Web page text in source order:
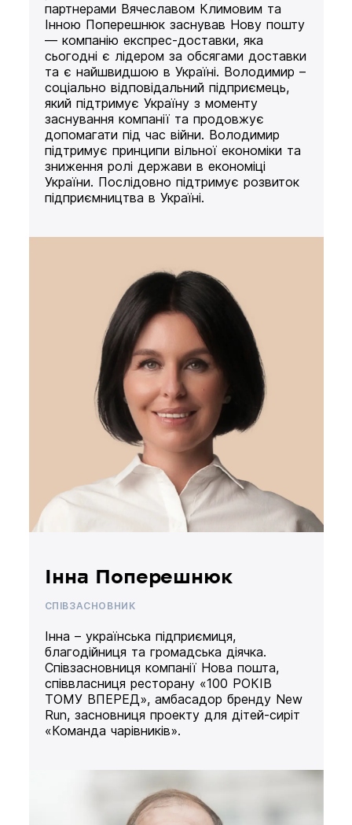
партнерами Вячеславом Климовим та
Інною Поперешнюк заснував Нову пошту
— компанію експрес-доставки, яка
сьогодні є лідером за обсягами доставки
та є найшвидшою в Україні. Володимир –
соціально відповідальний підприємець,
який підтримує Україну з моменту
заснування компанії та продовжує
допомагати під час війни. Володимир
підтримує принципи вільної економіки та
зниження ролі держави в економіці
України. Послідовно підтримує розвиток
підприємництва в Україні.
Інна Поперешнюк
СПІВЗАСНОВНИК
Інна – українська підприємиця,
благодійниця та громадська діячка.
Співзасновниця компанії Нова пошта,
співвласниця ресторану «100 РОКІВ
ТОМУ ВПЕРЕД», амбасадор бренду New
Run, засновниця проекту для дітей-сиріт
«Команда чарівників».